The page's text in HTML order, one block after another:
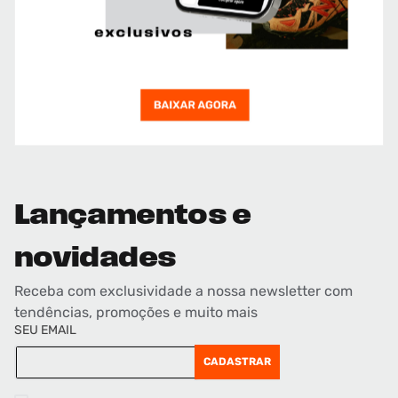
Lançamentos e
novidades
Receba com exclusividade a nossa newsletter com
tendências, promoções e muito mais
SEU EMAIL
CADASTRAR